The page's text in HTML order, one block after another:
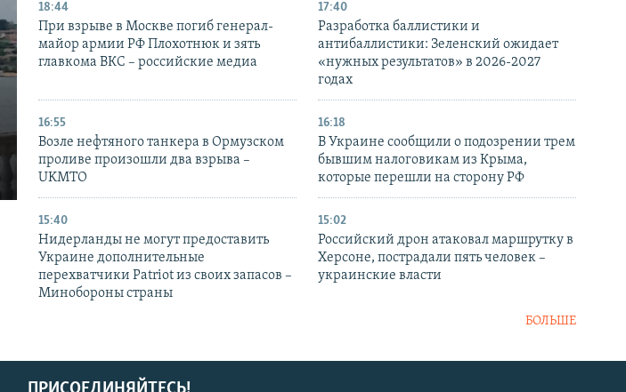
18:44
При взрыве в Москве погиб генерал-
майор армии РФ Плохотнюк и зять
главкома ВКС – российские медиа
17:40
Разработка баллистики и
антибаллистики: Зеленский ожидает
«нужных результатов» в 2026-2027
годах
16:55
Возле нефтяного танкера в Ормузском
проливе произошли два взрыва –
UKMTO
16:18
В Украине сообщили о подозрении трем
бывшим налоговикам из Крыма,
которые перешли на сторону РФ
15:40
Нидерланды не могут предоставить
Украине дополнительные
перехватчики Patriot из своих запасов –
Минобороны страны
15:02
Российский дрон атаковал маршрутку в
Херсоне, пострадали пять человек –
украинские власти
БОЛЬШЕ